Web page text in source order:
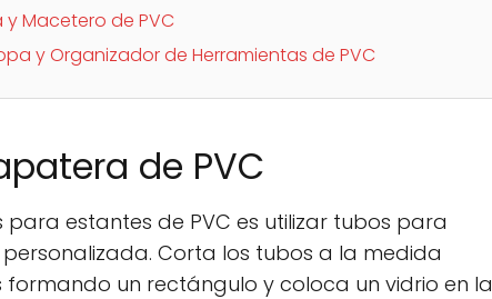
y Macetero de PVC
y Organizador de Herramientas de PVC
de PVC
para estantes de PVC es utilizar tubos para
Corta los tubos a la medida
formando un rectángulo y coloca un vidrio en la